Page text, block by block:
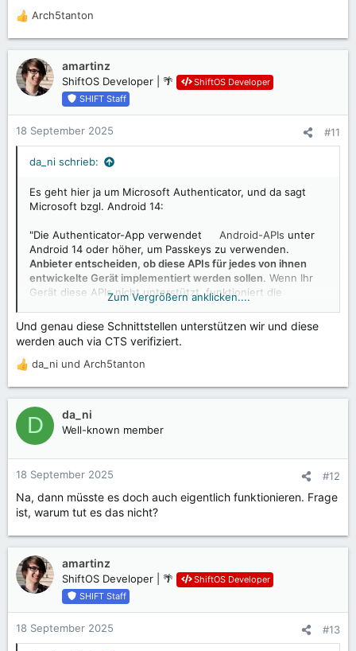
R
e
a
k
t
e
n
Arch5tanton
amartinz
ShiftOS Developer | 🌴
ShiftOS Developer
SHIFT Staff
18 September 2025 #11
da_ni schrieb:
Es geht hier ja um Microsoft Authenticator, und da sagt
Microsoft bzgl. Android 14:
"Die Authenticator-App verwendet Android-APIs unter
Android 14 oder höher, um Passkeys zu verwenden.
Anbieter entscheiden, ob diese APIs für jedes von ihnen
entwickelte Gerät implementiert werden sollen. Wenn Ihr
Gerät diese APIs nicht unterstützt, funktioniert die
Authenticator-App möglicherweise nicht für Ihr Gerät unter
Android 14." (Quelle:
https://learn.microsoft.com/de-
de/e...nungen-in-der-authenticator-app-registrieren-
Verwiesen wird dabei auf
in/credential-provider.
Zum Vergrößern anklicken....
Und genau diese Schnittstellen unterstützen wir und diese
werden auch via CTS verifiziert.
R
e
a
k
t
o
n
n
:
da_ni und Arch5tanton
D da_ni
Well-known member
18 September 2025 #12
Na, dann müsste es doch auch eigentlich funktionieren. Frage
ist, warum tut es das nicht?
amartinz
ShiftOS Developer | 🌴
ShiftOS Developer
SHIFT Staff
18 September 2025 #13